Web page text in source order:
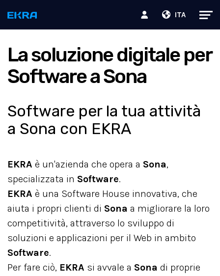
ITA
La soluzione digitale per
Software a Sona
Software per la tua attività
a Sona con EKRA
EKRA è un'azienda che opera a Sona,
specializzata in Software.
EKRA è una Software House innovativa, che
aiuta i propri clienti di Sona a migliorare la loro
competitività, attraverso lo sviluppo di
soluzioni e applicazioni per il Web in ambito
Software.
Per fare ciò, EKRA si avvale a Sona di proprie